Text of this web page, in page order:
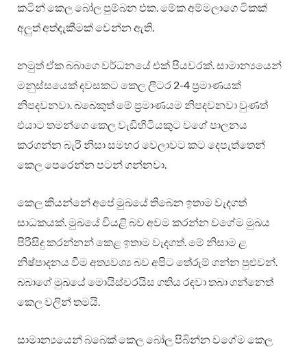
කටින් කෙල බෝල පුම්බන එක. මේක අම්මලාගෙ ටිකක්
අලුත් අත්දැකීමක් වෙන්න ඇති.
නමුත් ඒක බබාගෙ වර්ධනයේ එක් පියවරක්. සාමාන්‍යයෙන්
මනුස්සයෙක් දවසකට කෙල ලීටර 2-4 ප්‍රමාණයක්
නිපදවනවා. බබෙකුත් මේ ප්‍රමාණයම නිපදවනවා වුණත්
එයාට තමන්ගෙ කෙල වැඩිහිටියකුට වගේ පාලනය
කරගන්න බැරි නිසා සමහර වෙලාවට කට දෙපැත්තෙන්
කෙල පෙරෙන්න පටන් ගන්නවා.
කෙල කියන්නේ අපේ මුඛයේ තිබෙන ඉතාම වැදගත්
සාධකයක්. මුඛයේ වියළි බව අවම කරන්න වගේම මුඛය
පිරිසිදු කරන්නන් කෙළ ඉතාම වැදගත්. මේ නිසාම ළ
නිෂ්පාදනය වීම අත්‍යවශ්‍ය බව අපිට තේරුම් ගන්න පුළුවන්.
බබාගේ මුඛයේ මොයිස්චරයිස ගතිය රඳවා තබා ගන්නෙත්
කෙල වලින් තමයි.
සාමාන්‍යයෙන් බබෙක් කෙල බෝල පිබින්න වගේම කෙල